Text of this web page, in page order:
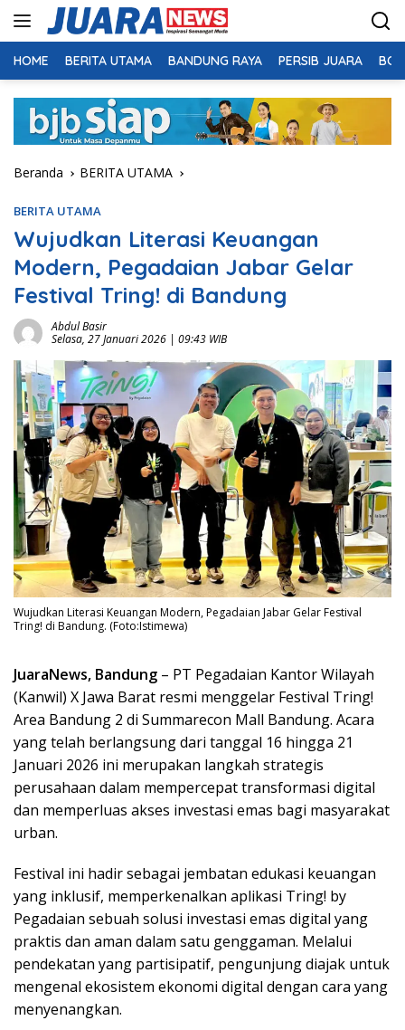
HOME BERITA UTAMA BANDUNG RAYA PERSIB JUARA
Beranda BERITA UTAMA
BERITA UTAMA
Wujudkan Literasi Keuangan
Modern, Pegadaian Jabar Gelar
Festival Tring! di Bandung
Abdul Basir
Selasa, 27 Januari 2026 | 09:43 WIB
Wujudkan Literasi Keuangan Modern, Pegadaian Jabar Gelar Festival
Tring! di Bandung. (Foto:Istimewa)
JuaraNews, Bandung – PT Pegadaian Kantor Wilayah
(Kanwil) X Jawa Barat resmi menggelar Festival Tring!
Area Bandung 2 di Summarecon Mall Bandung. Acara
yang telah berlangsung dari tanggal 16 hingga 21
Januari 2026 ini merupakan langkah strategis
perusahaan dalam mempercepat transformasi digital
dan memperluas akses investasi emas bagi masyarakat
urban.
Festival ini hadir sebagai jembatan edukasi keuangan
yang inklusif, memperkenalkan aplikasi Tring! by
Pegadaian sebuah solusi investasi emas digital yang
praktis dan aman dalam satu genggaman. Melalui
pendekatan yang partisipatif, pengunjung diajak untuk
mengenal ekosistem ekonomi digital dengan cara yang
menyenangkan.